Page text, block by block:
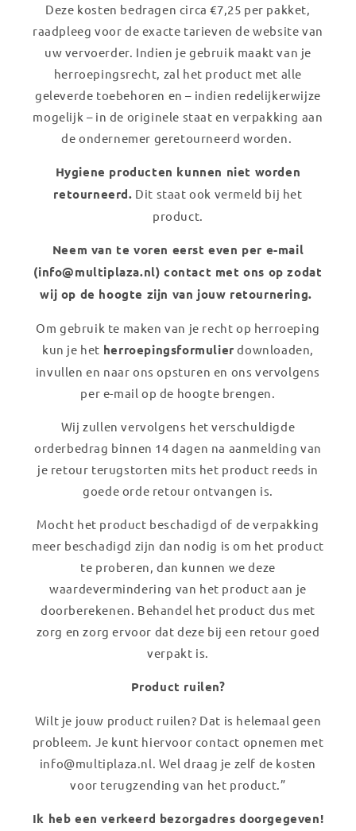
Deze kosten bedragen circa €7,25 per pakket,
raadpleeg voor de exacte tarieven de website van
uw vervoerder. Indien je gebruik maakt van je
herroepingsrecht, zal het product met alle
geleverde toebehoren en – indien redelijkerwijze
mogelijk – in de originele staat en verpakking aan
de ondernemer geretourneerd worden.
Hygiene producten kunnen niet worden
retourneerd. Dit staat ook vermeld bij het
product.
Neem van te voren eerst even per e-mail
(info@multiplaza.nl) contact met ons op zodat
wij op de hoogte zijn van jouw retournering.
Om gebruik te maken van je recht op herroeping
kun je het herroepingsformulier downloaden,
invullen en naar ons opsturen en ons vervolgens
per e-mail op de hoogte brengen.
Wij zullen vervolgens het verschuldigde
orderbedrag binnen 14 dagen na aanmelding van
je retour terugstorten mits het product reeds in
goede orde retour ontvangen is.
Mocht het product beschadigd of de verpakking
meer beschadigd zijn dan nodig is om het product
te proberen, dan kunnen we deze
waardevermindering van het product aan je
doorberekenen. Behandel het product dus met
zorg en zorg ervoor dat deze bij een retour goed
verpakt is.
Product ruilen?
Wilt je jouw product ruilen? Dat is helemaal geen
probleem. Je kunt hiervoor contact opnemen met
info@multiplaza.nl. Wel draag je zelf de kosten
voor terugzending van het product.”
Ik heb een verkeerd bezorgadres doorgegeven!